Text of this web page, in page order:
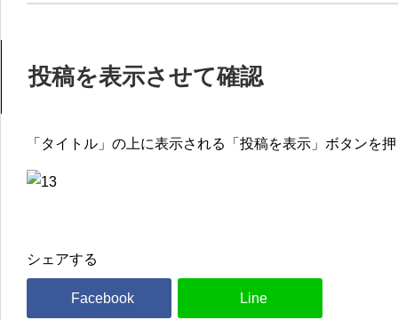
投稿を表示させて確認
「タイトル」の上に表示される「投稿を表示」ボタンを
シェアする